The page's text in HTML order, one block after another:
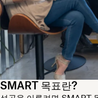
SMART 목표란?